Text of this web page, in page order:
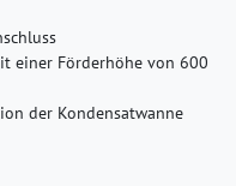
einer Förderhöhe von 600
der Kondensatwanne